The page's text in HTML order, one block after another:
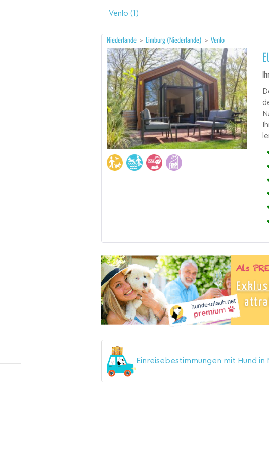
Venlo (1)
Niederlande > Limburg (Niederlande) > Venlo
Einreisebestimmungen mit Hund in